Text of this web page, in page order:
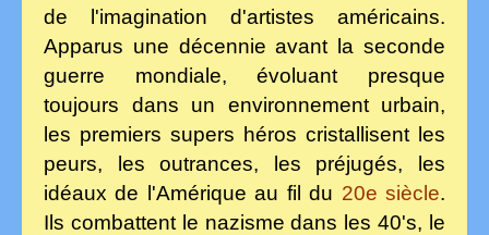
de l'imagination d'artistes américains.
Apparus une décennie avant la seconde
guerre mondiale, évoluant presque
toujours dans un environnement urbain,
les premiers supers héros cristallisent les
peurs,
les outrances, les préjugés, les
idéaux de l'Amérique au fil du 20e siècle.
Ils combattent le nazisme dans les 40's, le